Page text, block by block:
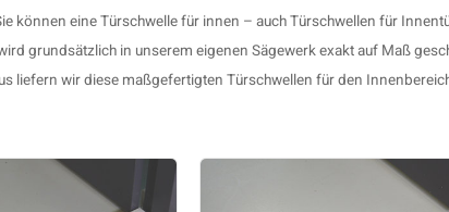
können eine Türschwelle für innen – auch Türschwellen für
grundsätzlich in unserem eigenen Sägewerk exakt auf Maß
liefern wir diese maßgefertigten Türschwellen für den